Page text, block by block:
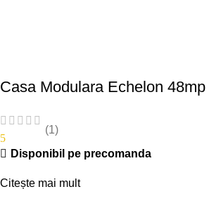
Casa Modulara Echelon 48mp
5
(1)
Disponibil pe precomanda
Citește mai mult